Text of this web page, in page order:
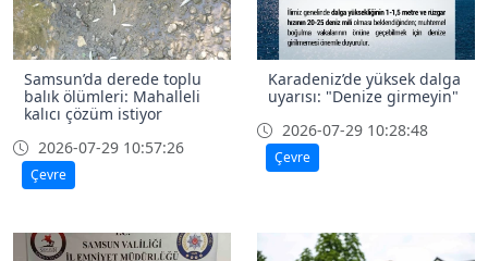
Samsun’da derede toplu
balık ölümleri: Mahalleli
kalıcı çözüm istiyor
2026-07-29 10:57:26
Çevre
Karadeniz’de yüksek dalga
uyarısı: "Denize girmeyin"
2026-07-29 10:28:48
Çevre